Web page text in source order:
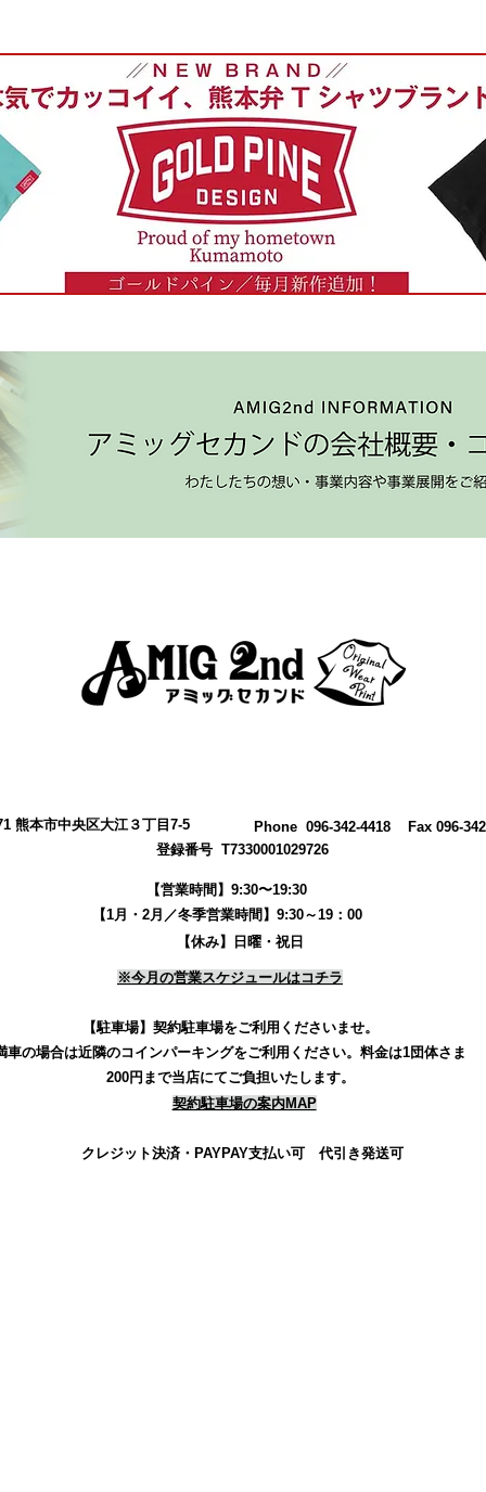
熊本市中央区大江３丁目7-5
登録番号 T7330001029726
​Phone 096-342-4418 Fax 096-
【営業時間】9:30〜19:30
【1月・2月／冬季営業時間】9:30～19：00
【休み】日曜・祝日
※今月の営業スケジュールはコチラ
【駐車場】契約駐車場をご利用くださいませ。
車の場合は近隣のコインパーキングをご利用ください。 料金は1団体さま
200円まで当店にてご負担いたします。
契約駐車場の案内MAP
クレジット決済・PAYPAY支払い可 代引き発送可